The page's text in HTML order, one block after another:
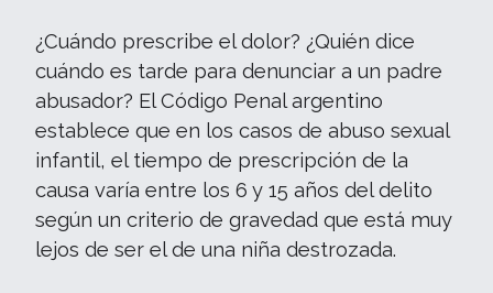
¿Cuándo prescribe el dolor? ¿Quién dice
cuándo es tarde para denunciar a un padre
abusador? El Código Penal argentino
establece que en los casos de abuso sexual
infantil, el tiempo de prescripción de la
causa varía entre los 6 y 15 años del delito
según un criterio de gravedad que está muy
lejos de ser el de una niña destrozada.